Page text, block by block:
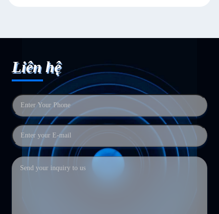
Liên hệ